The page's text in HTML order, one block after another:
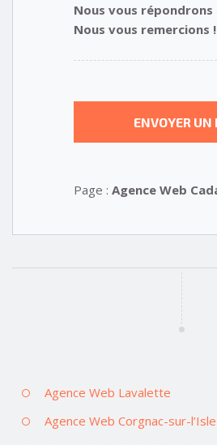
Nous vous répondrons
Nous vous remercions !
Page : Agence Web
Agence Web Lavalette
Agence Web Corgnac-sur-l’Isle